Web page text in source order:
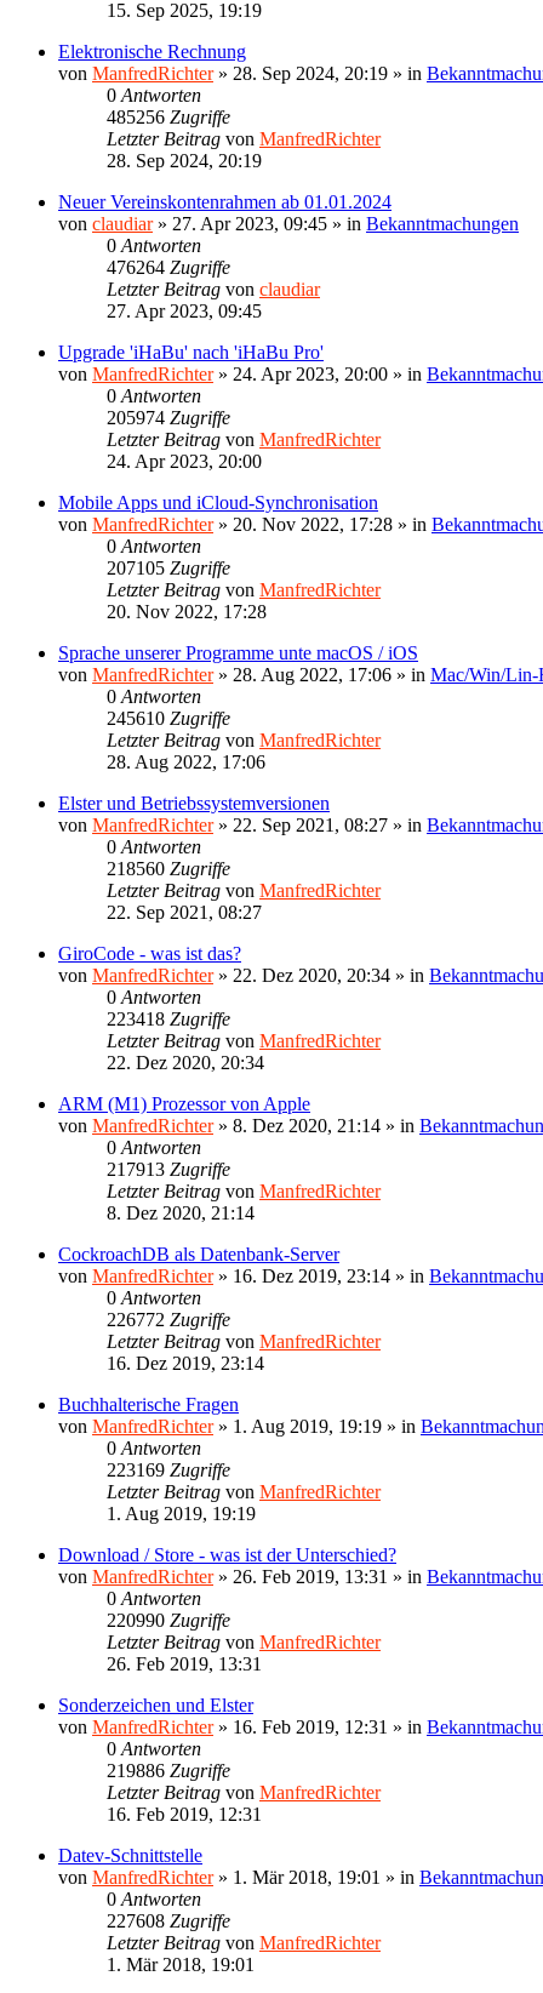
15. Sep 2025, 19:19
Elektronische Rechnung
von ManfredRichter» 28. Sep 2024, 20:19 » in
0 Antworten
485256 Zugriffe
Letzter Beitrag von ManfredRichter
28. Sep 2024, 20:19
Neuer Vereinskontenrahmen ab 01.01.2024
von claudiar» 27. Apr 2023, 09:45 » in Bekanntmachungen
0 Antworten
476264 Zugriffe
Letzter Beitrag von claudiar
27. Apr 2023, 09:45
Upgrade 'iHaBu' nach 'iHaBu Pro'
von ManfredRichter» 24. Apr 2023, 20:00 » in
0 Antworten
205974 Zugriffe
Letzter Beitrag von ManfredRichter
24. Apr 2023, 20:00
Mobile Apps und iCloud-Synchronisation
von ManfredRichter» 20. Nov 2022, 17:28 » in
0 Antworten
207105 Zugriffe
Letzter Beitrag von ManfredRichter
20. Nov 2022, 17:28
Sprache unserer Programme unte macOS / iOS
von ManfredRichter» 28. Aug 2022, 17:06 » in Mac/Win/Lin-
0 Antworten
245610 Zugriffe
Letzter Beitrag von ManfredRichter
28. Aug 2022, 17:06
Elster und Betriebssystemversionen
von ManfredRichter» 22. Sep 2021, 08:27 » in
0 Antworten
218560 Zugriffe
Letzter Beitrag von ManfredRichter
22. Sep 2021, 08:27
GiroCode - was ist das?
von ManfredRichter» 22. Dez 2020, 20:34 » in
0 Antworten
223418 Zugriffe
Letzter Beitrag von ManfredRichter
22. Dez 2020, 20:34
ARM (M1) Prozessor von Apple
von ManfredRichter» 8. Dez 2020, 21:14 » in
0 Antworten
217913 Zugriffe
Letzter Beitrag von ManfredRichter
8. Dez 2020, 21:14
CockroachDB als Datenbank-Server
von ManfredRichter» 16. Dez 2019, 23:14 » in
0 Antworten
226772 Zugriffe
Letzter Beitrag von ManfredRichter
16. Dez 2019, 23:14
Buchhalterische Fragen
von ManfredRichter» 1. Aug 2019, 19:19 » in
0 Antworten
223169 Zugriffe
Letzter Beitrag von ManfredRichter
1. Aug 2019, 19:19
Download / Store - was ist der Unterschied?
von ManfredRichter» 26. Feb 2019, 13:31 » in
0 Antworten
220990 Zugriffe
Letzter Beitrag von ManfredRichter
26. Feb 2019, 13:31
Sonderzeichen und Elster
von ManfredRichter» 16. Feb 2019, 12:31 » in
0 Antworten
219886 Zugriffe
Letzter Beitrag von ManfredRichter
16. Feb 2019, 12:31
Datev-Schnittstelle
von ManfredRichter» 1. Mär 2018, 19:01 » in
0 Antworten
227608 Zugriffe
Letzter Beitrag von ManfredRichter
1. Mär 2018, 19:01